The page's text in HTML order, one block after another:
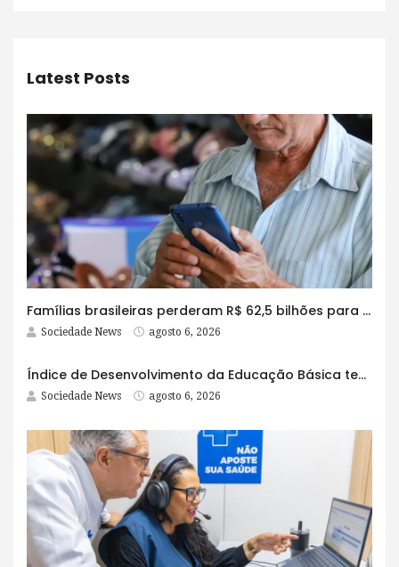
Latest Posts
Famílias brasileiras perderam R$ 62,5 bilhões para bets em 2025
Sociedade News agosto 6, 2026
Índice de Desenvolvimento da Educação Básica tem elevação em todas as etapas
Sociedade News agosto 6, 2026